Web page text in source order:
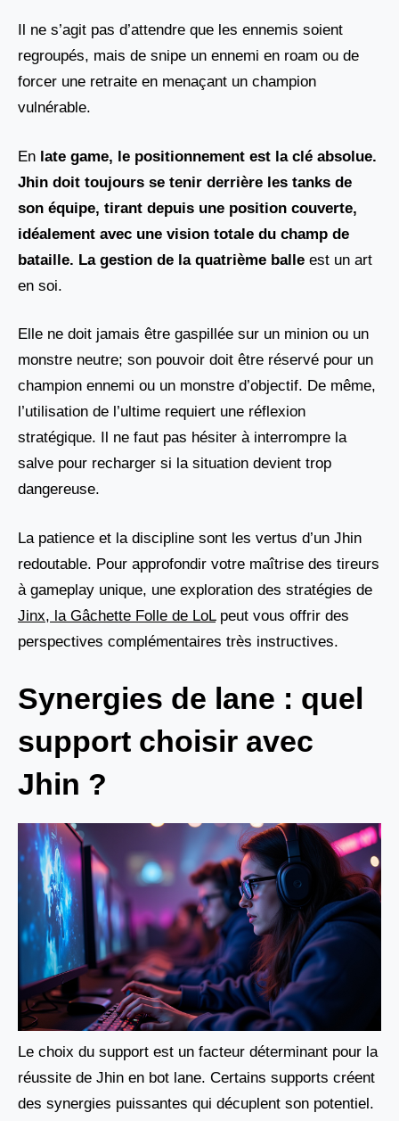
Il ne s’agit pas d’attendre que les ennemis soient
regroupés, mais de snipe un ennemi en roam ou de
forcer une retraite en menaçant un champion
vulnérable.
En late game, le positionnement est la clé absolue.
Jhin doit toujours se tenir derrière les tanks de
son équipe, tirant depuis une position couverte,
idéalement avec une vision totale du champ de
bataille. La gestion de la quatrième balle est un art
en soi.
Elle ne doit jamais être gaspillée sur un minion ou un
monstre neutre; son pouvoir doit être réservé pour un
champion ennemi ou un monstre d’objectif. De même,
l’utilisation de l’ultime requiert une réflexion
stratégique. Il ne faut pas hésiter à interrompre la
salve pour recharger si la situation devient trop
dangereuse.
La patience et la discipline sont les vertus d’un Jhin
redoutable. Pour approfondir votre maîtrise des tireurs
à gameplay unique, une exploration des stratégies de
Jinx, la Gâchette Folle de LoLpeut vous offrir des
perspectives complémentaires très instructives.
Synergies de lane : quel
support choisir avec
Jhin ?
Le choix du support est un facteur déterminant pour la
réussite de Jhin en bot lane. Certains supports créent
des synergies puissantes qui décuplent son potentiel.